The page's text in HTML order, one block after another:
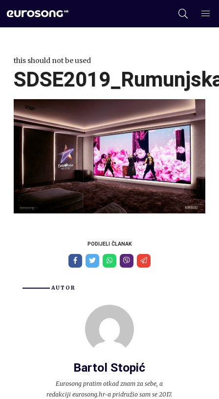
this should not be used
PODIJELI ČLANAK
AUTOR
Bartol Stopić
Eurosong pratim otkad znam za sebe, a
redakciji eurosong.hr-a pridružio sam se 2017.